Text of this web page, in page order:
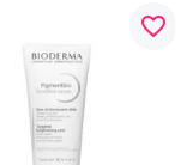
favorite_border